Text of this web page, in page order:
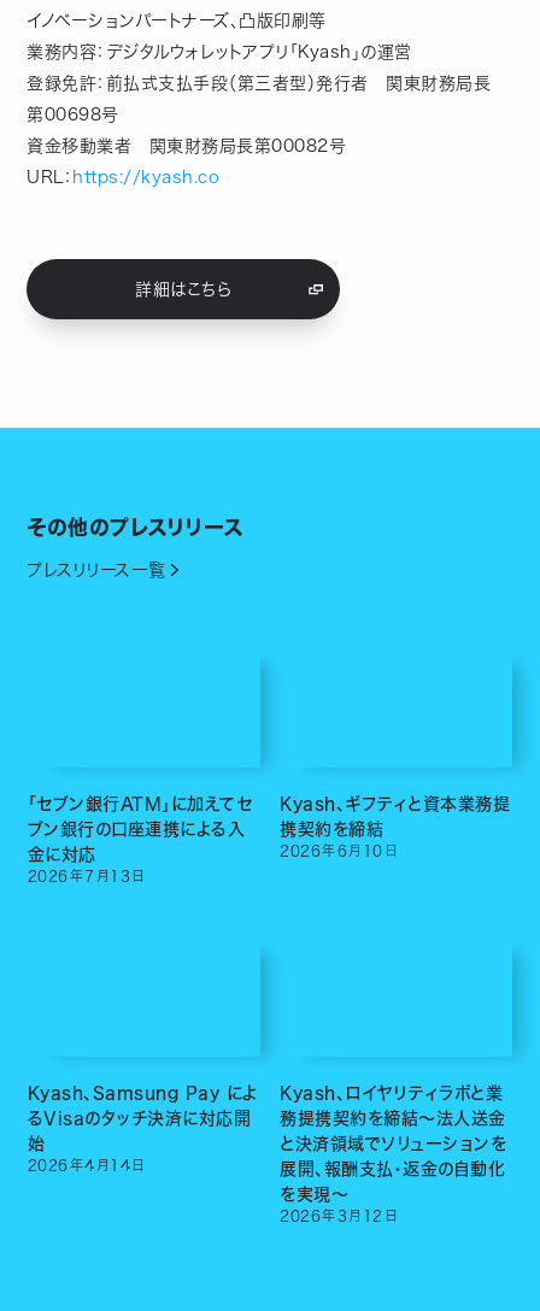
イノベーションパートナーズ、凸版印刷等
業務内容：デジタルウォレットアプリ「Kyash」の運営
登録免許：前払式支払手段（第三者型）発行者 関東財務局長
第00698号
資金移動業者 関東財務局長第00082号
URL： https://kyash.co
詳細はこちら
その他のプレスリリース
プレスリリース一覧
「セブン銀行ATM」に加えてセ
ブン銀行の口座連携による入
金に対応
2026年 7 月 13 日
Kyash、ギフティと資本業務提
携契約を締結
2026年6月 10 日
Kyash、Samsung Pay によ
るVisaのタッチ決済に対応開
始
2026年4 月 14 日
Kyash、ロイヤリティラボと業
務提携契約を締結〜法人送金
と決済領域でソリューションを
展開、報酬支払・返金の自動化
を実現〜
2026年3 月 12 日